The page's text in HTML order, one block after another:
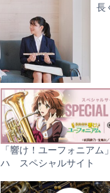
長
「響け！ユーフォニアム
ハ スペシャルサイト